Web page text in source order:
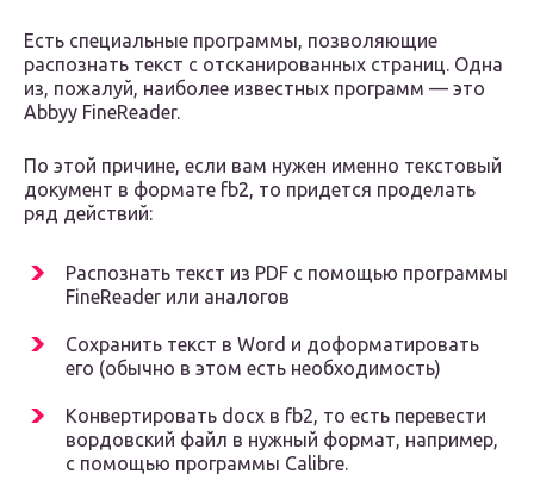
Есть специальные программы, позволяющие
распознать текст с отсканированных страниц. Одна
из, пожалуй, наиболее известных программ — это
Abbyy FineReader.
По этой причине, если вам нужен именно текстовый
документ в формате fb2, то придется проделать
ряд действий:
Распознать текст из PDF с помощью программы
FineReader или аналогов
Сохранить текст в Word и доформатировать
его (обычно в этом есть необходимость)
Конвертировать docx в fb2, то есть перевести
вордовский файл в нужный формат, например,
с помощью программы Calibre.